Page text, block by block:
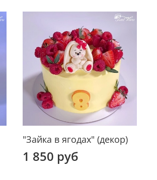
"Зайка в ягодах" (декор)
1 850 руб